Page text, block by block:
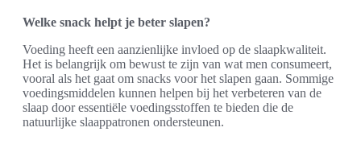
Welke snack helpt je beter slapen?
Voeding heeft een aanzienlijke invloed op de slaapkwaliteit.
Het is belangrijk om bewust te zijn van wat men consumeert,
vooral als het gaat om snacks voor het slapen gaan. Sommige
voedingsmiddelen kunnen helpen bij het verbeteren van de
slaap door essentiële voedingsstoffen te bieden die de
natuurlijke slaappatronen ondersteunen.